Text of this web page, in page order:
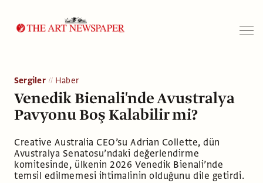
Sergiler Haber
Venedik Bienali'nde Avustralya
Pavyonu Boş Kalabilir mi?
Creative Australia CEO’su Adrian Collette, dün
Avustralya Senatosu’ndaki değerlendirme
komitesinde, ülkenin 2026 Venedik Bienali’nde
temsil edilmemesi ihtimalinin olduğunu dile getirdi.